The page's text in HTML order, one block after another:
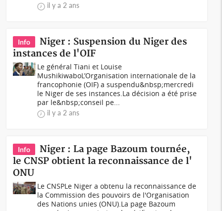
il y a 2 ans
Info
Niger : Suspension du Niger des
instances de l'OIF
Le général Tiani et Louise
MushikiwaboL’Organisation internationale de la
francophonie (OIF) a suspendu&nbsp;mercredi
le Niger de ses instances.La décision a été prise
par le&nbsp;conseil pe...
il y a 2 ans
Info
Niger : La page Bazoum tournée,
le CNSP obtient la reconnaissance de l'
ONU
Le CNSPLe Niger a obtenu la reconnaissance de
la Commission des pouvoirs de l'Organisation
des Nations unies (ONU).La page Bazoum